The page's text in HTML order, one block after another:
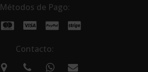
Métodos de Pago:
Contacto: